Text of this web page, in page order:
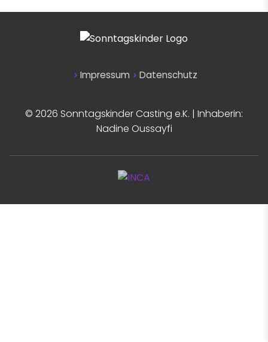
Impressum Datenschutz
© 2026 Sonntagskinder Casting e.K. | Inhaberin:
Nadine Oussayfi